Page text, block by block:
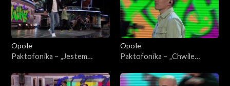
Opole
Paktofonika – „Jestem
„Hip-hop. Jedno podwórko”
Opole
Paktofonika – „Chwile
„Hip-hop. Jedno podwórko”